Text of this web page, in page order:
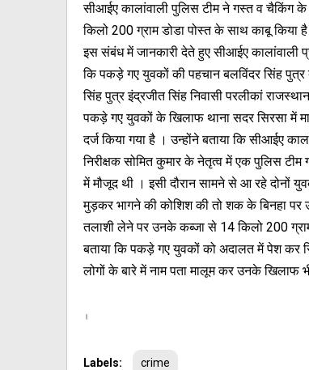
सीआईए कालांवाली पुलिस टीम ने गस्त व चैकिंग के
किलो 200 ग्राम डोडा पोस्त के साथ काबू किया
इस संबंध में जानकारी देते हुए सीआईए कालांवाली
कि पकड़े गए युवकों की पहचान बलविंदर सिंह पुत्र
सिंह पुत्र इंद्रजीत सिंह निवासी परलीकां
पकड़े गए युवकों के खिलाफ थाना सदर सिरसा में
दर्ज किया गया है । उन्होंने बताया कि सीआईए
निरीक्षक सोमित कुमार के नेतृत्व में एक पुलिस टीम
में मौजूद थी । इसी दौरान सामने से आ रहे दोनों
मुड़कर भागने की कोशिश की तो शक के बिनहा पर
तलाशी लेने पर उनके कब्जा से 14 किलो 200
बताया कि पकड़े गए युवकों को अदालत में पेश कर
लोगों के बारे में नाम पता मालूम कर उनके खिलाफ भी
।
Labels: crime